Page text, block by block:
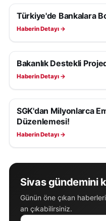
EKONOMI
Türkiye'de Bankalara
Haberin Detayı →
EKONOMI
Bakanlık Destekli
Haberin Detayı →
EKONOMI
SGK'dan Milyonlarca
Düzenlemesi!
Haberin Detayı →
Sivas gündemini
Günün öne çıkan
an çıkabilirsiniz.